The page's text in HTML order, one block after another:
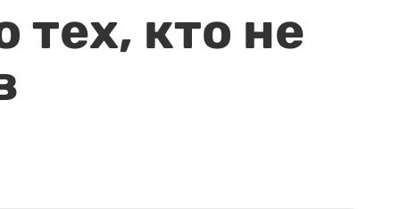
тех, кто не